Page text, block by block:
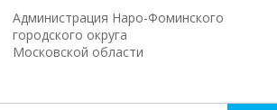
Администрация Наро-Фоминского
городского округа
Московской области